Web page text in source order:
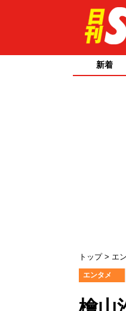
新着
トップ エ
エンタメ